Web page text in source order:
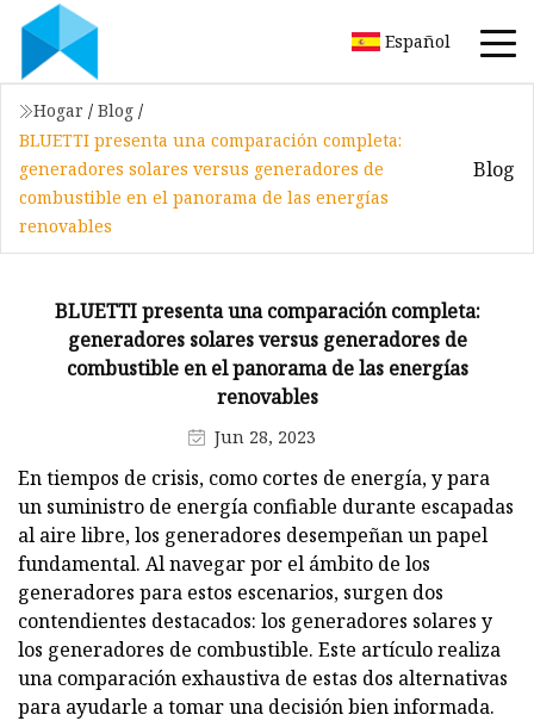
Español
Hogar / Blog /
BLUETTI presenta una comparación completa:
generadores solares versus generadores de
combustible en el panorama de las energías
renovables
Blog
BLUETTI presenta una comparación completa:
generadores solares versus generadores de
combustible en el panorama de las energías
renovables
Jun 28, 2023
En tiempos de crisis, como cortes de energía, y para
un suministro de energía confiable durante escapadas
al aire libre, los generadores desempeñan un papel
fundamental. Al navegar por el ámbito de los
generadores para estos escenarios, surgen dos
contendientes destacados: los generadores solares y
los generadores de combustible. Este artículo realiza
una comparación exhaustiva de estas dos alternativas
para ayudarle a tomar una decisión bien informada.